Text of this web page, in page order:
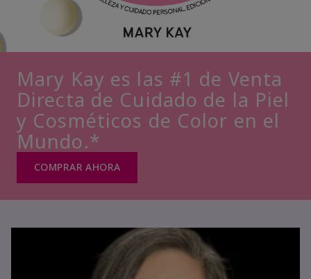
Mary Kay es las #1 de Venta
Directa de Cuidado de la Piel
y Cosméticos de Color en el
Mundo.*
COMPRAR AHORA